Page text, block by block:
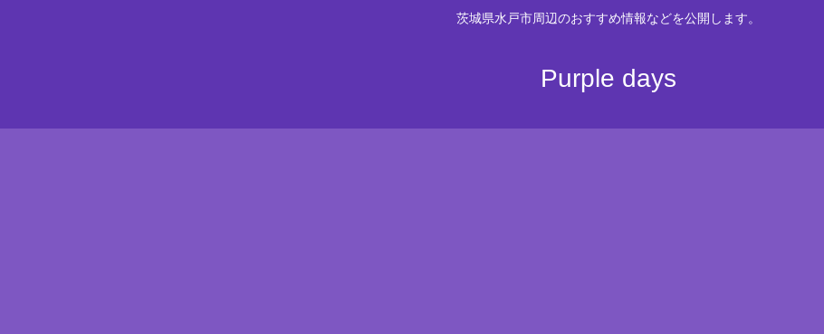
茨城県水戸市周辺のおすすめ情報などを公開します。
Purple days